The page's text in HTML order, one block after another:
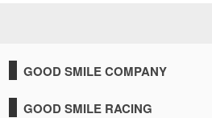
GOOD SMILE COMPANY
GOOD SMILE RACING